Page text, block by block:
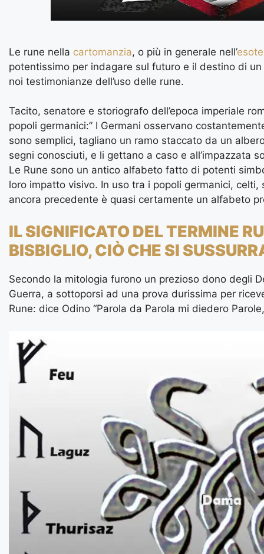
Le rune nella cartomanzia, o più in generale nell’
potentissimo per indagare sul futuro e il destino di
noi testimonianze dell’uso delle rune.
Tacito, senatore e storiografo dell’epoca imperiale
popoli germanici:” I Germani osservano
sono semplici, tagliano un ramo staccato da un
segni conosciuti, e li gettano a caso e all’impazzata
Le Rune sono un antico alfabeto fatto di potenti
loro impatto visivo. In uso tra i popoli germanici,
ancora precedente è quasi certamente un alfabeto
IL SIGNIFICATO DEL TERMINE
BISBIGLIO, CIÒ CHE SI
Secondo la mitologia furono un prezioso dono degli
Guerra, a sottoporsi ad una prova durissima per
Rune: dice Odino “Parola da Parola mi diedero